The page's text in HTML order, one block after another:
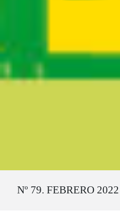
Nº 79. FEBRERO 2022